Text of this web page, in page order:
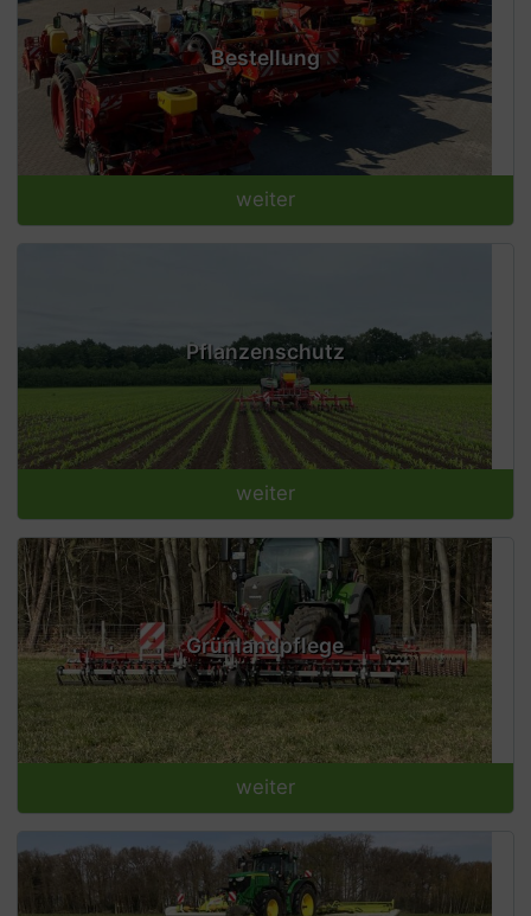
Bestellung
weiter
Pflanzenschutz
weiter
Grünlandpflege
weiter